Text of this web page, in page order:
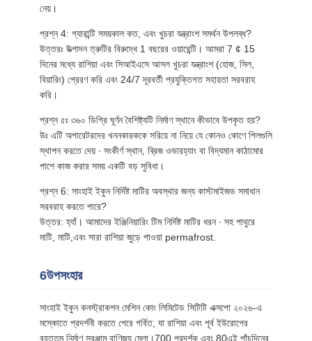
নেয়।
প্রশ্ন 4: গ্যারান্টি সময়কাল কত, এবং খুচরা যন্ত্রাংশ সমর্থন উপলব্ধ?
উত্তরঃ উত্পাদন ত্রুটির বিরুদ্ধে 1 বছরের ওয়ারেন্টি। আমরা 7 ¢ 15
দিনের মধ্যে রাশিয়া এবং সিআইএসে আসল খুচরা যন্ত্রাংশ (হোজ, সিল,
বিয়ারিং) প্রেরণ করি এবং 24/7 দূরবর্তী প্রযুক্তিগত সহায়তা সরবরাহ
করি।
প্রশ্ন ৫ঃ ৩৬০ ডিগ্রি ঘূর্ণন বৈশিষ্ট্যটি নির্মাণ স্থানে কীভাবে উপকৃত হয়?
উঃ এটি অপারেটরদের খননকারককে সরিয়ে না নিয়ে যে কোনও কোণে পিলগুলি
স্থাপন করতে দেয় ∙ সংকীর্ণ স্থান, ব্রিজ ওভারহ্যাং বা বিদ্যমান কাঠামোর
পাশে কাজ করার সময় একটি বড় সুবিধা।
প্রশ্ন 6: সাংহাই ইকুন নির্দিষ্ট মাটির অবস্থার জন্য কাস্টমাইজড সমাধান
সরবরাহ করতে পারে?
উত্তর: হ্যাঁ। আমাদের ইঞ্জিনিয়ারিং টিম নির্দিষ্ট মাটির ধরন ∙ সহ পাথুরে
মাটি, মাটি,এবং সারা রাশিয়া জুড়ে পাওয়া permafrost.
6উপসংহার
সাংহাই ইকুন কনস্ট্রাকশন মেশিন কোং লিমিটেড সিটিটি এক্সপো ২০২৬-এ
মস্কোতে প্রদর্শনী করতে পেরে গর্বিত, যা রাশিয়া এবং পূর্ব ইউরোপের
বৃহত্তম নির্মাণ সরঞ্জাম বাণিজ্য মেলা।700 প্রদর্শক এবং 80এই পাঁচদিনের